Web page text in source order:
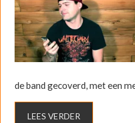
de band gecoverd, met een
LEES VERDER